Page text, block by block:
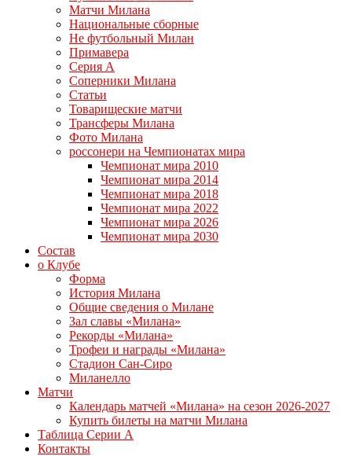
Матчи Милана
Национальные сборные
Не футбольный Милан
Примавера
Серия А
Соперники Милана
Статьи
Товарищеские матчи
Трансферы Милана
Фото Милана
россонери на Чемпионатах мира
Чемпионат мира 2010
Чемпионат мира 2014
Чемпионат мира 2018
Чемпионат мира 2022
Чемпионат мира 2026
Чемпионат мира 2030
Состав
о Клубе
Форма
История Милана
Общие сведения о Милане
Зал славы «Милана»
Рекорды «Милана»
Трофеи и награды «Милана»
Стадион Сан-Сиро
Миланелло
Матчи
Календарь матчей «Милана» на сезон 2026-2027
Купить билеты на матчи Милана
Таблица Серии А
Контакты